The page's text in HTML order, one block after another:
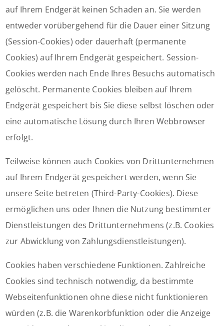
auf Ihrem Endgerät keinen Schaden an. Sie werden
entweder vorübergehend für die Dauer einer Sitzung
(Session-Cookies) oder dauerhaft (permanente
Cookies) auf Ihrem Endgerät gespeichert. Session-
Cookies werden nach Ende Ihres Besuchs automatisch
gelöscht. Permanente Cookies bleiben auf Ihrem
Endgerät gespeichert bis Sie diese selbst löschen oder
eine automatische Lösung durch Ihren Webbrowser
erfolgt.
Teilweise können auch Cookies von Drittunternehmen
auf Ihrem Endgerät gespeichert werden, wenn Sie
unsere Seite betreten (Third-Party-Cookies). Diese
ermöglichen uns oder Ihnen die Nutzung bestimmter
Dienstleistungen des Drittunternehmens (z.B. Cookies
zur Abwicklung von Zahlungsdienstleistungen).
Cookies haben verschiedene Funktionen. Zahlreiche
Cookies sind technisch notwendig, da bestimmte
Webseitenfunktionen ohne diese nicht funktionieren
würden (z.B. die Warenkorbfunktion oder die Anzeige